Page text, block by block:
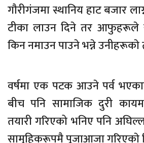
गाैरीगंजमा स्थानिय हाट बजार
टीका लाउन दिने तर आफुहरूले
किन नमाउन पाउने भन्ने उनीहरूकाे
वर्षमा एक पटक आउने पर्व
बीच पनि सामाजिक दुरी
तयारी गरिएको भनिए पनि
सामुहिकरूपमै पूजाआजा गरिएकाे